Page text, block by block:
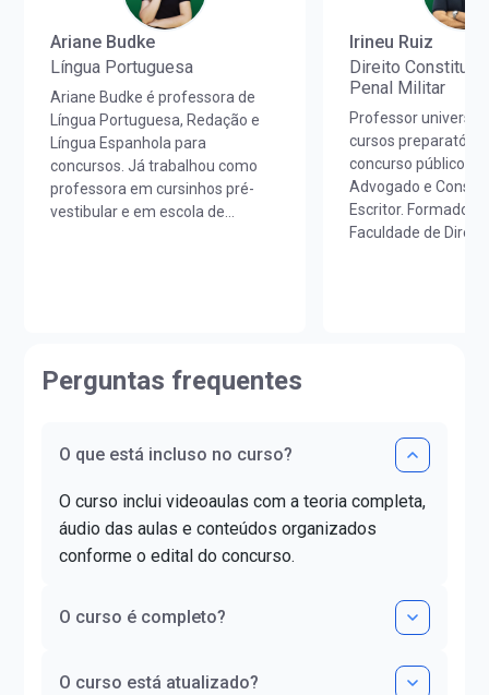
Ariane Budke
Língua Portuguesa
Ariane Budke é professora de
Língua Portuguesa, Redação e
Língua Espanhola para
concursos. Já trabalhou como
professora em cursinhos pré-
vestibular e em escola de
Portuguesa pela FLUL. É pós-
graduada em Docência do Ensino
certificado DELE de proficiência
Irineu Ruiz
Direito
Penal Militar
Professor
cursos
concurso público e
Advogado e
Escritor. Formado
Faculdade de
Perguntas frequentes
O que está incluso no curso?
O curso inclui videoaulas com a teoria completa,
áudio das aulas e conteúdos organizados
conforme o edital do concurso.
O curso é completo?
O curso está atualizado?